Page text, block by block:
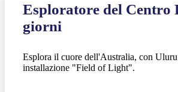
Esploratore del Centro
giorni
Esplora il cuore dell'Australia, con Uluru
installazione "Field of Light".